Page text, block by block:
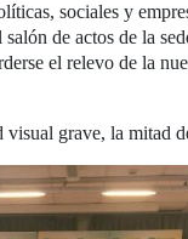
sociales y
de actos de la
el relevo de la
grave, la mitad